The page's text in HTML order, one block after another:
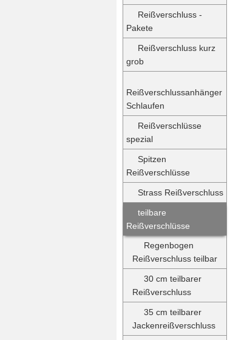
Reißverschluss -
Pakete
Reißverschluss kurz
grob
Reißverschlussanhänger
Schlaufen
Reißverschlüsse
spezial
Spitzen
Reißverschlüsse
Strass Reißverschluss
teilbare
Reißverschlüsse
Regenbogen
Reißverschluss teilbar
30 cm teilbarer
Reißverschluss
35 cm teilbarer
Jackenreißverschluss